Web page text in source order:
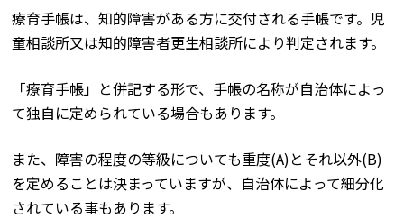
療育手帳は、知的障害がある方に交付される手帳です。児
童相談所又は知的障害者更生相談所により判定されます。
「療育手帳」と併記する形で、手帳の名称が自治体によっ
て独自に定められている場合もあります。
また、障害の程度の等級についても重度(A)とそれ以外(B)
を定めることは決まっていますが、自治体によって細分化
されている事もあります。